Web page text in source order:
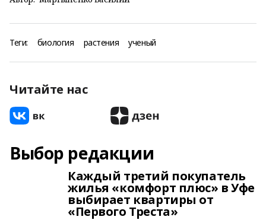
Теги: биология растения ученый
Читайте нас
Выбор редакции
Каждый третий покупатель
жилья «комфорт плюс» в Уфе
выбирает квартиры от
«Первого Треста»